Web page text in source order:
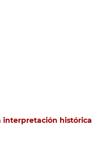
interpretación histórica